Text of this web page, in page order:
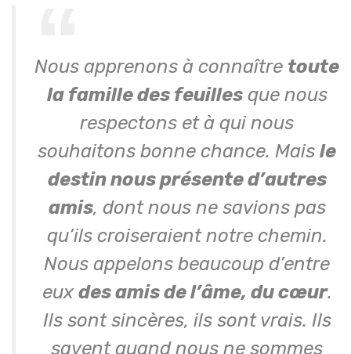
Nous apprenons à connaître toute
la famille des feuillesque nous
respectons et à qui nous
souhaitons bonne chance. Mais le
destin nous présente d’autres
amis, dont nous ne savions pas
qu’ils croiseraient notre chemin.
Nous appelons beaucoup d’entre
eux des amis de l’âme, du cœur.
Ils sont sincères, ils sont vrais. Ils
savent quand nous ne sommes